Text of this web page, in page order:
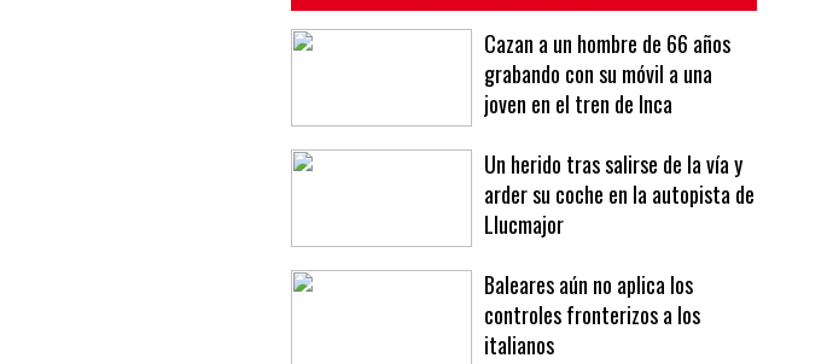
grabando con su móvil a una
joven en el tren de Inca
arder su coche en la autopista de
Llucmajor